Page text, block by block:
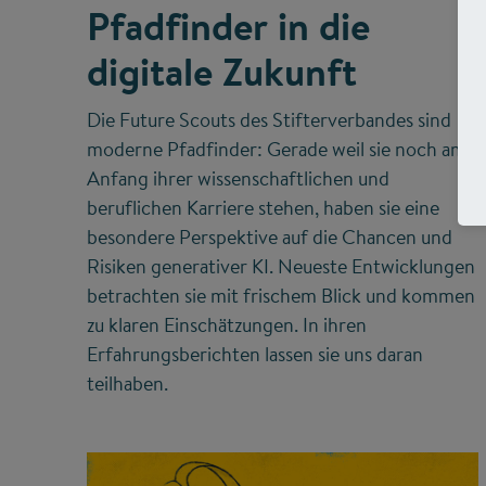
Pfadfinder in die
digitale Zukunft
Die Future Scouts des Stifterverbandes sind
moderne Pfadfinder: Gerade weil sie noch am
Anfang ihrer wissenschaftlichen und
beruflichen Karriere stehen, haben sie eine
besondere Perspektive auf die Chancen und
Risiken generativer KI. Neueste Entwicklungen
betrachten sie mit frischem Blick und kommen
zu klaren Einschätzungen. In ihren
Erfahrungsberichten lassen sie uns daran
teilhaben.